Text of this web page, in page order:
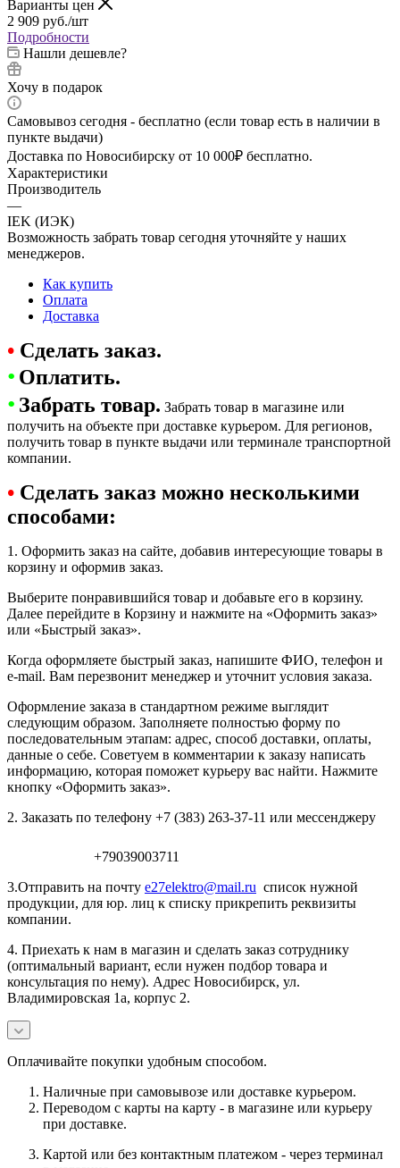
Варианты цен
2 909 руб./шт
Подробности
Нашли дешевле?
Хочу в подарок
Самовывоз сегодня - бесплатно (если товар есть в наличии в
пункте выдачи)
Доставка по Новосибирску от 10 000₽ бесплатно.
Характеристики
Производитель
—
IEK (ИЭК)
Возможность забрать товар сегодня уточняйте у наших
менеджеров.
Как купить
Оплата
Доставка
• Сделать заказ.
• Оплатить.
• Забрать товар. Забрать товар в магазине или
получить на объекте при доставке курьером. Для регионов,
получить товар в пункте выдачи или терминале транспортной
компании.
• Сделать заказ можно несколькими
способами:
1. Оформить заказ на сайте, добавив интересующие товары в
корзину и оформив заказ.
Выберите понравившийся товар и добавьте его в корзину.
Далее перейдите в Корзину и нажмите на «Оформить заказ»
или «Быстрый заказ».
Когда оформляете быстрый заказ, напишите ФИО, телефон и
e-mail. Вам перезвонит менеджер и уточнит условия заказа.
Оформление заказа в стандартном режиме выглядит
следующим образом. Заполняете полностью форму по
последовательным этапам: адрес, способ доставки, оплаты,
данные о себе. Советуем в комментарии к заказу написать
информацию, которая поможет курьеру вас найти. Нажмите
кнопку «Оформить заказ».
2. Заказать по телефону +7 (383) 263-37-11 или мессенджеру
+79039003711
3.Отправить на почту e27elektro@mail.ru список нужной
продукции, для юр. лиц к списку прикрепить реквизиты
компании.
4. Приехать к нам в магазин и сделать заказ сотруднику
(оптимальный вариант, если нужен подбор товара и
консультация по нему). Адрес Новосибирск, ул.
Владимировская 1а, корпус 2.
Оплачивайте покупки удобным способом.
Наличные при самовывозе или доставке курьером.
Переводом с карты на карту - в магазине или курьеру
при доставке.
Картой или без контактным платежом - через терминал